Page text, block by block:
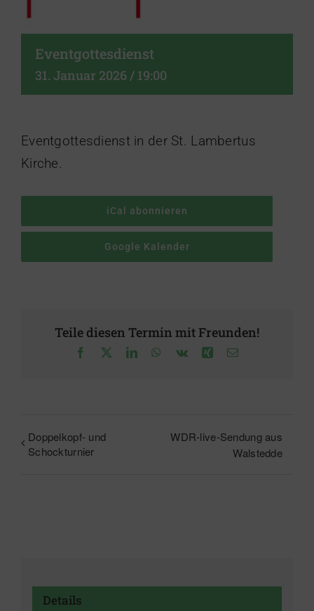
Eventgottesdienst
31. Januar 2026 / 19:00
Eventgottesdienst in der St. Lambertus
Kirche.
iCal abonnieren
Google Kalender
Teile diesen Termin mit Freunden!
Facebook LinkedInWhatsApp
Vk XingE-
Doppelkopf- und
Schockturnier
WDR-live-Sendung aus
Walstedde
Details